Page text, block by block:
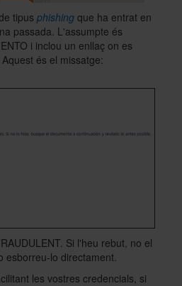
ajuda?
l'Àrea TIC
tipus phishing que ha entrat en
passada. L'assumpte és
i inclou un enllaç on es
és el missatge:
Si l'heu rebut, no el
esborreu-lo directament.
les vostres credencials, si